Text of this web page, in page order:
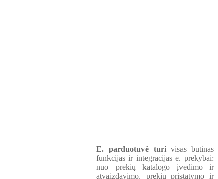
E. parduotuvė turivisas būtinas
funkcijas ir integracijas e. prekybai:
nuo prekių katalogo įvedimo ir
atvaizdavimo, prekių pristatymo ir